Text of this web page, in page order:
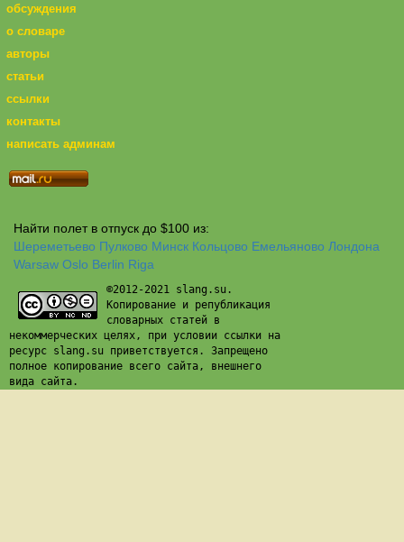
обсуждения
о словаре
авторы
статьи
ссылки
контакты
написать админам
Найти полет в отпуск до $100 из:
Шереметьево Пулково Минск Кольцово Емельяново Лондона
Warsaw Oslo Berlin Riga
©2012-2021 slang.su.
Копирование и републикация
словарных статей в
некоммерческих целях, при условии ссылки на
ресурс slang.su приветствуется. Запрещено
полное копирование всего сайта, внешнего
вида сайта.